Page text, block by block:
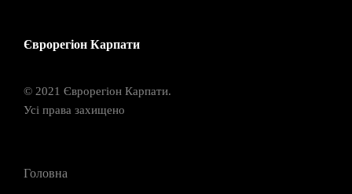
Єврорегіон Карпати
© 2021 Єврорегіон Карпати.
Усі права захищено
Головна